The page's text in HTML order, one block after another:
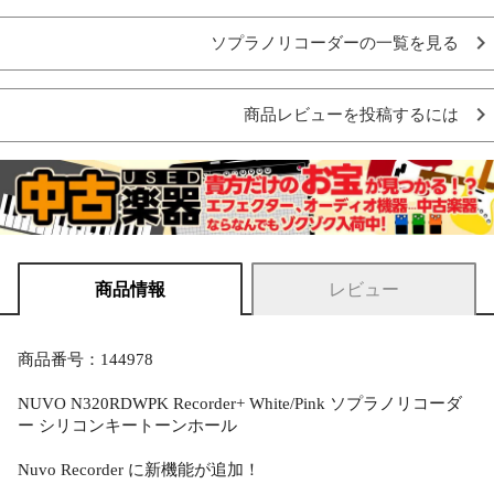
ソプラノリコーダーの一覧を見る
商品レビューを投稿するには
商品情報 レビュー
商品番号：144978
NUVO N320RDWPK Recorder+ White/Pink ソプラノリコーダ
ー シリコンキートーンホール
Nuvo Recorder に新機能が追加！